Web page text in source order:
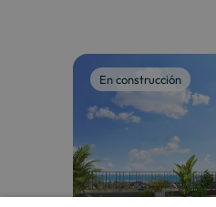
En construcción